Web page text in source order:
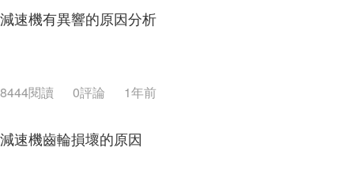
減速機有異響的原因分析
8444閱讀 0評論 1年前
減速機齒輪損壞的原因